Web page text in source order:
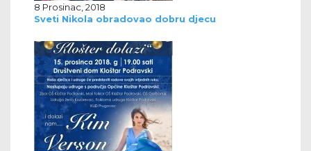
8 Prosinac, 2018
Sveti Nikola obradovao dobru djecu